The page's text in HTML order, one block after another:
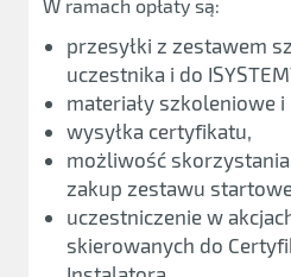
W ramach opłaty są:
przesyłki z zestawem
uczestnika i do
materiały szkoleniowe
wysyłka certyfikatu,
możliwość
zakup zestawu
uczestniczenie w
skierowanych do